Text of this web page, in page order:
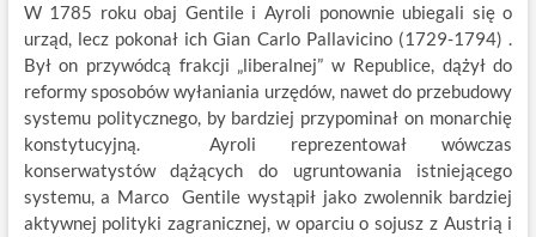
W 1785 roku obaj Gentile i Ayroli ponownie ubiegali się o
urząd, lecz pokonał ich Gian Carlo Pallavicino (1729-1794) .
Był on przywódcą frakcji „liberalnej” w Republice, dążył do
reformy sposobów wyłaniania urzędów, nawet do przebudowy
systemu politycznego, by bardziej przypominał on monarchię
konstytucyjną. Ayroli reprezentował wówczas
konserwatystów dążących do ugruntowania istniejącego
systemu, a Marco Gentile wystąpił jako zwolennik bardziej
aktywnej polityki zagranicznej, w oparciu o sojusz z Austrią i